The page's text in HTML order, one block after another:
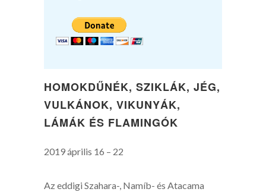
HOMOKDŰNÉK, SZIKLÁK, JÉG,
VULKÁNOK, VIKUNYÁK,
LÁMÁK ÉS FLAMINGÓK
2019 április 16 – 22
Az eddigi Szahara-, Namíb- és Atacama